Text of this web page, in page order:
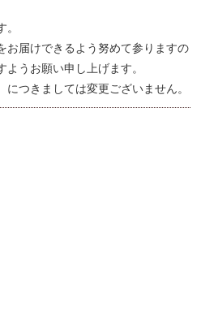
。
お届けできるよう努めて参りますの
うお願い申し上げます。
つきましては変更ございません。